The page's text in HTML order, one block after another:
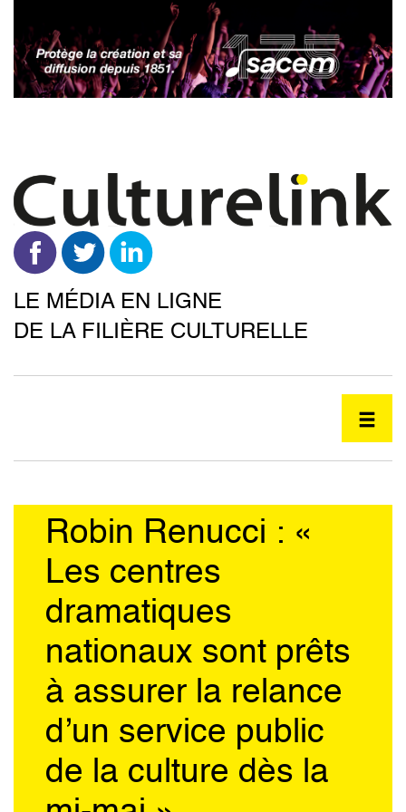
contenu
principal
LE MÉDIA EN LIGNE
DE LA FILIÈRE CULTURELLE
Robin Renucci : «
Les centres
dramatiques
nationaux sont prêts
à assurer la relance
d’un service public
de la culture dès la